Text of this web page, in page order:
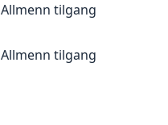
Allmenn tilgang
Allmenn tilgang